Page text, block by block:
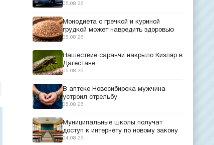
05.08.26
Монодиета с гречкой и куриной
грудкой может навредить здоровью
05.08.26
Нашествие саранчи накрыло Кизляр в
Дагестане
05.08.26
В аптеке Новосибирска мужчина
устроил стрельбу
05.08.26
Муниципальные школы получат
доступ к интернету по новому закону
04.08.26